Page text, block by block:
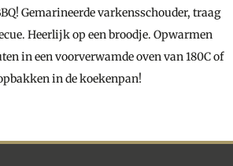
Gemarineerde varkensschouder, traag
Heerlijk op een broodje. Opwarmen
in een voorverwamde oven van 180C of
in de koekenpan!